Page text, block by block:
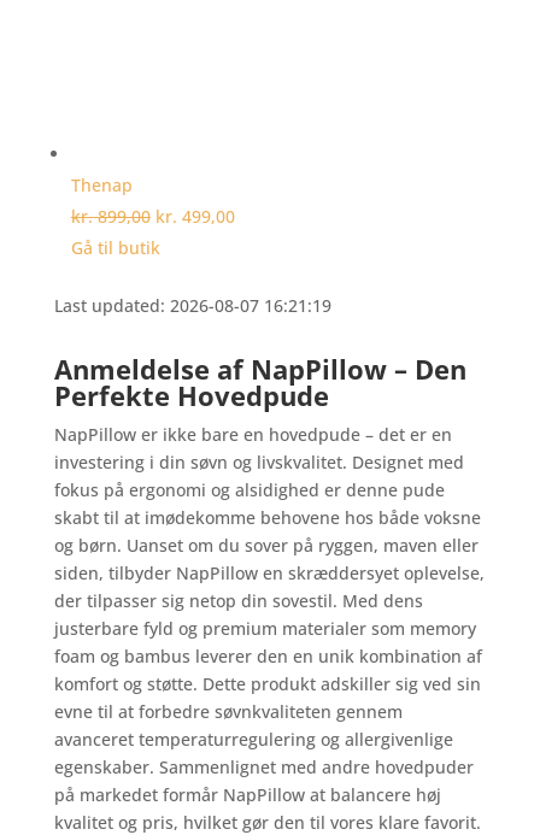
Thenap
kr. 899,00 kr. 499,00
Gå til butik
Last updated: 2026-08-07 16:21:19
Anmeldelse af NapPillow – Den
Perfekte Hovedpude
NapPillow er ikke bare en hovedpude – det er en
investering i din søvn og livskvalitet. Designet med
fokus på ergonomi og alsidighed er denne pude
skabt til at imødekomme behovene hos både voksne
og børn. Uanset om du sover på ryggen, maven eller
siden, tilbyder NapPillow en skræddersyet oplevelse,
der tilpasser sig netop din sovestil. Med dens
justerbare fyld og premium materialer som memory
foam og bambus leverer den en unik kombination af
komfort og støtte. Dette produkt adskiller sig ved sin
evne til at forbedre søvnkvaliteten gennem
avanceret temperaturregulering og allergivenlige
egenskaber. Sammenlignet med andre hovedpuder
på markedet formår NapPillow at balancere høj
kvalitet og pris, hvilket gør den til vores klare favorit.